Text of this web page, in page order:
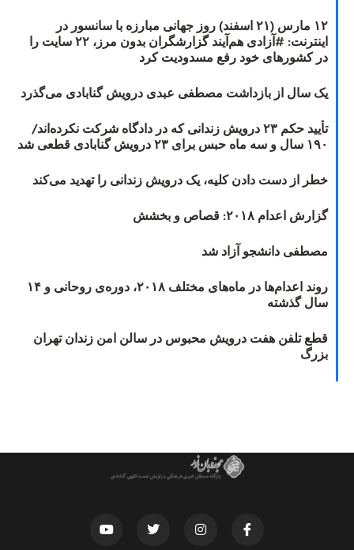
۱۲ مارس (۲۱ اسفند) روز جهانی مبارزه با سانسور در
اینترنت: #آزادی هم‌آیند گزارشگران‌ بدون مرز، ۲۲ سایت را
در کشورهای خود رفع مسدودیت کرد
یک سال از بازداشت مصطفی عبدی درویش گنابادی می‌گذرد
تأیید حکم ۲۳ درویش زندانی که در دادگاه شرکت نکرده‌اند/
۱۹۰ سال و سه ماه حبس برای ۲۳ درویش گنابادی قطعی شد
خطر از دست دادن کلیه، یک درویش زندانی را تهدید می‌کند
گزارش اعدام ۲۰۱۸: قصاص و بخشش
مصطفی دانشجو آزاد شد
روند اعدام‌ها در ماه‌های مختلف ۲۰۱۸، دوره‌ی روحانی و ۱۴
سال گذشته
قطع تلفن هفت درویش محبوس در سالن امن زندان تهران
بزرگ